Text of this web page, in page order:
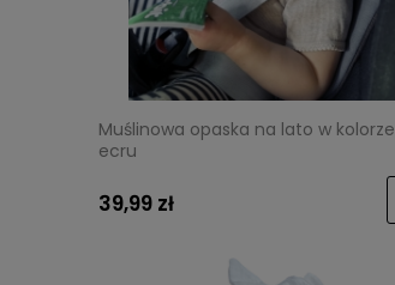
Muślinowa opaska na lato w kolorze
ecru
39,99 zł